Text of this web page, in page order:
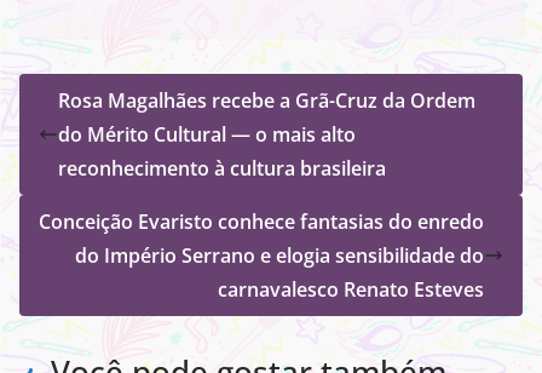
Rosa Magalhães recebe a Grã-Cruz da Ordem
do Mérito Cultural — o mais alto
reconhecimento à cultura brasileira
Conceição Evaristo conhece fantasias do enredo
do Império Serrano e elogia sensibilidade do
carnavalesco Renato Esteves